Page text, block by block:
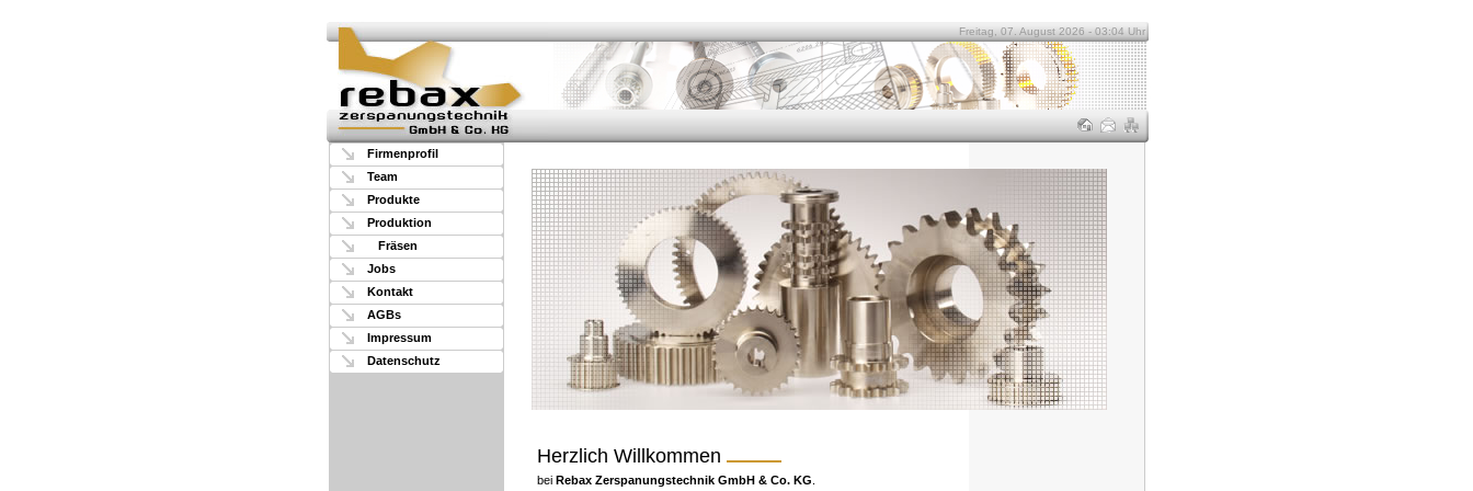
Freitag, 07. August 2026 - 03:04 Uhr
Firmenprofil
Team
Produkte
Produktion
Fräsen
Jobs
Kontakt
AGBs
Impressum
Datenschutz
Herzlich Willkommen
bei Rebax Zerspanungstechnik GmbH & Co. KG